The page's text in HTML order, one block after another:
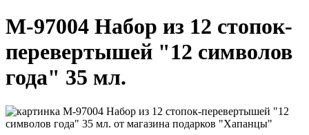
M-97004 Набор из 12 стопок-
перевертышей "12 символов
года" 35 мл.